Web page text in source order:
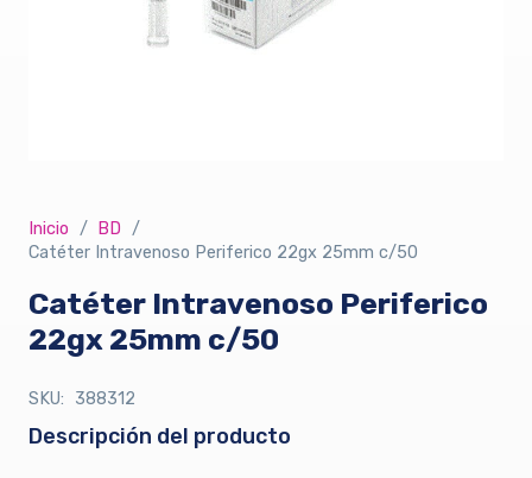
Inicio / BD /
Catéter Intravenoso Periferico 22gx 25mm c/50
Catéter Intravenoso Periferico
22gx 25mm c/50
SKU: 388312
Descripción del producto